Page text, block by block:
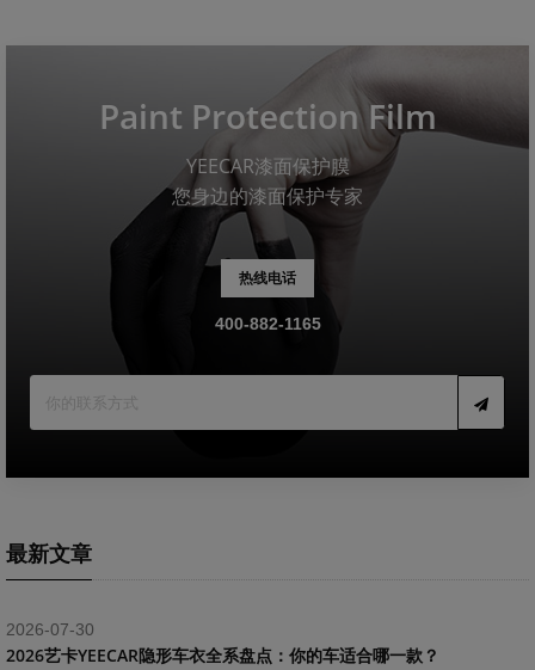
Paint Protection Film
YEECAR漆面保护膜
您身边的漆面保护专家
热线电话
400-882-1165
最新文章
2026-07-30
2026艺卡YEECAR隐形车衣全系盘点：你的车适合哪一款？